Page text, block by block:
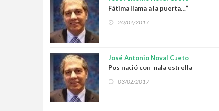
Fátima llama a la puerta…”
20/02/2017
José Antonio Noval Cueto
Pos nació con mala estrella
03/02/2017